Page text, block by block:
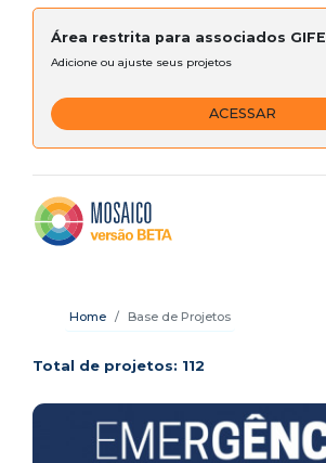
Área restrita para associados GIFE
Adicione ou ajuste seus projetos
ACESSAR
Home Base de Projetos
Total de projetos: 112